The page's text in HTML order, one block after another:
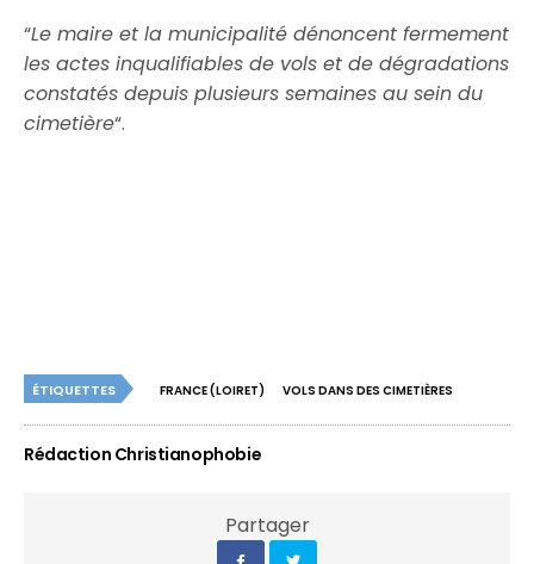
“Le maire et la municipalité dénoncent fermement
les actes inqualifiables de vols et de dégradations
constatés depuis plusieurs semaines au sein du
cimetière“.
ÉTIQUETTES FRANCE (LOIRET) VOLS DANS DES CIMETIÈRES
Rédaction Christianophobie
Partager